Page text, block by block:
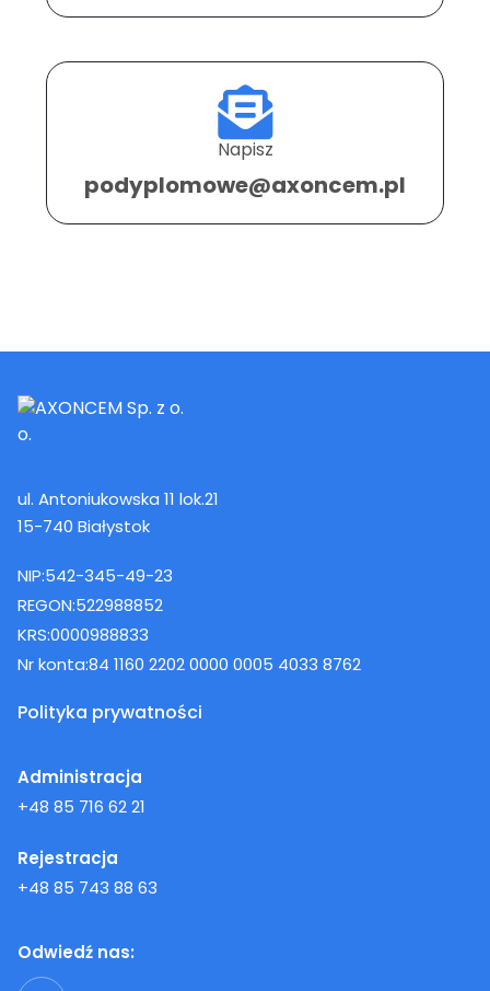
Napisz
podyplomowe@axoncem.pl
ul. Antoniukowska 11 lok.21
15-740 Białystok
NIP:542-345-49-23
REGON:522988852
KRS:0000988833
Nr konta:84 1160 2202 0000 0005 4033 8762
Polityka prywatności
Administracja
+48 85 716 62 21
Rejestracja
+48 85 743 88 63
Odwiedź nas: